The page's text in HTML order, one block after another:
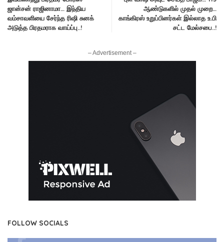
ஜான்சன் ராஜினாமா… இந்திய
வம்சாவளியை சேர்ந்த ரிஷி சுனக்
அடுத்த பிரதமராக வாய்ப்பு..!
ஆண்டுகளில் முதல் முறை…
காங்கிரஸ் உறுப்பினர்கள் இல்லாத உ.பி
சட்ட மேல்சபை..!
– Advertisement –
FOLLOW SOCIALS